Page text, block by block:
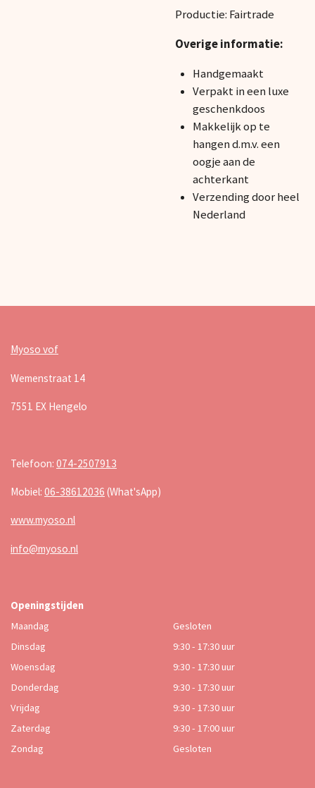
Productie: Fairtrade
Overige informatie:
Handgemaakt
Verpakt in een luxe
geschenkdoos
Makkelijk op te
hangen d.m.v. een
oogje aan de
achterkant
Verzending door heel
Nederland
Myoso vof
Wemenstraat 14
7551 EX Hengelo
Telefoon: 074-2507913
Mobiel: 06-38612036 (What'sApp)
www.myoso.nl
info@myoso.nl
Openingstijden
Maandag
Gesloten
Dinsdag
9:30 - 17:30 uur
Woensdag
9:30 - 17:30 uur
Donderdag
9:30 - 17:30 uur
Vrijdag
9:30 - 17:30 uur
Zaterdag
9:30 - 17:00 uur
Zondag
Gesloten